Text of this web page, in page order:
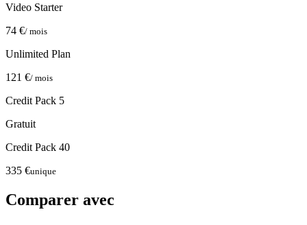
Video Starter
74 €/ mois
Unlimited Plan
121 €/ mois
Credit Pack 5
Gratuit
Credit Pack 40
335 €unique
Comparer avec